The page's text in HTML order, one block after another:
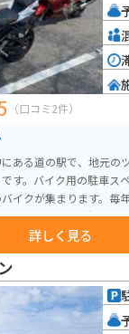
（口コミ2件）
ある道の駅で、地元の
す。バイク用の駐車ス
イクが集まります。毎
菜が
処では地元の食材を使
で、一度食べるとまた
設が充実しています。
満開となり、一番の見頃
詳しく見る